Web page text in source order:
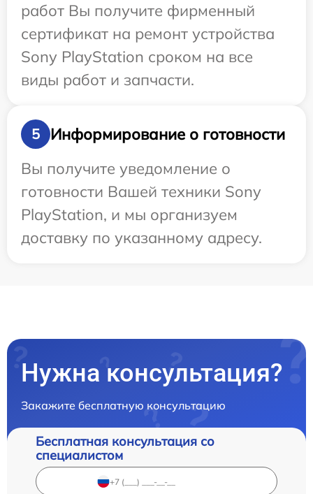
работ Вы получите фирменный
сертификат на ремонт устройства
Sony PlayStation сроком на все
виды работ и запчасти.
5
Информирование о готовности
Вы получите уведомление о
готовности Вашей техники Sony
PlayStation, и мы организуем
доставку по указанному адресу.
Нужна консультация?
Закажите бесплатную консультацию
Бесплатная консультация со
специалистом